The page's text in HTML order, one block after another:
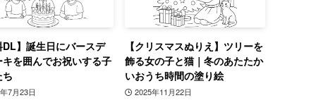
DL】誕生日にバースデ
を囲んでお祝いする子
7月23日
【クリスマスぬりえ】ツリーを
飾る女の子と猫｜冬のあたたか
いおうち時間の塗り絵
2025年11月22日